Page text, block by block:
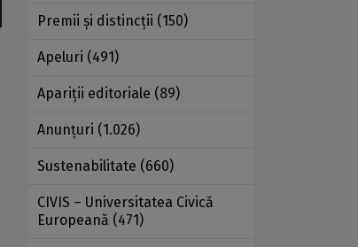
Premii şi distincţii (150)
Apeluri (491)
Apariţii editoriale (89)
Anunţuri (1.026)
Sustenabilitate (660)
CIVIS – Universitatea Civică
Europeană (471)